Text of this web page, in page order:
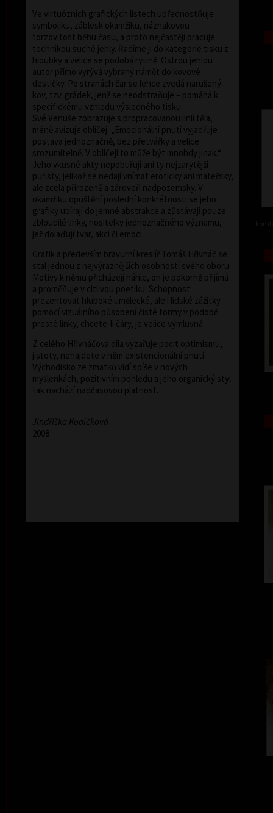
Ve virtuózních grafických listech upřednostňuje
symboliku, záblesk okamžiku, náznakovou
torzovitost běhu času, a proto nejčastěji pracuje
technikou suché jehly. Řadíme ji do kategorie tisku z
hloubky a velice se podobá rytině. Ostrou jehlou
autor přímo vyrývá vybraný námět do kovové
destičky. Po stranách čar se lehce zvedá narušený
kov, tzv. grádek, jenž se neodstraňuje – pomáhá k
specifickému vzhledu výsledného tisku.
Své Venuše zobrazuje s propracovanou linií těla,
méně avizuje obličej: „Emocionální pnutí vyjadřuje
postava jednoznačně, bez přetvářky a velice
srozumitelně. V obličeji to může být mnohdy jinak.“
Jeho vkusné akty nepobuřují ani ty nejzarytější
puristy, jelikož se nedají vnímat eroticky ani mateřsky,
ale zcela přirozeně a zároveň nadpozemsky. V
okamžiku opuštění poslední konkrétnosti se jeho
grafiky ubírají do jemné abstrakce a zůstávají pouze
zbloudilé linky, nositelky jednoznačného významu,
jež dolaďují tvar, akci či emoci.
Grafik a především bravurní kreslíř Tomáš Hřivnáč se
stal jednou z nejvýraznějších osobností svého oboru.
Motivy k němu přicházejí náhle, on je pokorně přijímá
a proměňuje v citlivou poetiku. Schopnost
prezentovat hluboké umělecké, ale i lidské zážitky
pomocí vizuálního působení čisté formy v podobě
prosté linky, chcete-li čáry, je velice výmluvná.
Z celého Hřivnáčova díla vyzařuje pocit optimismu,
jistoty, nenajdete v něm existencionální pnutí.
Východisko ze zmatků vidí spíše v nových
myšlenkách, pozitivním pohledu a jeho organický styl
tak nachází nadčasovou platnost.
Jindřiška Kodíčková
2008